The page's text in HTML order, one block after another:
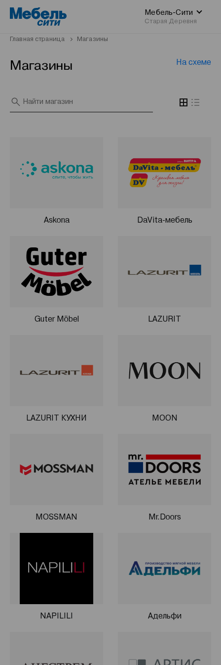
Мебель-Сити
Старая Деревня
Главная страница Магазины
Магазины На схеме
Askona DaVita-мебель
Guter Möbel LAZURIT
LAZURIT КУХНИ MOON
MOSSMAN Mr.Doors
NAPILILI Адельфи